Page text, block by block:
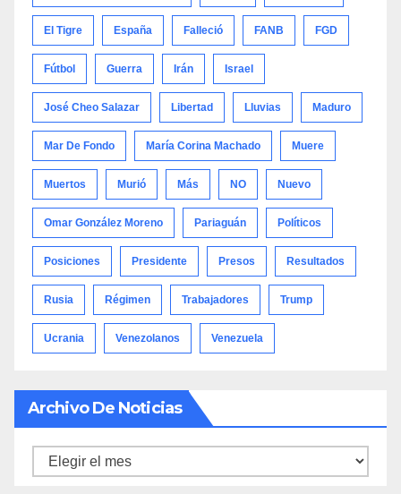
El Tigre España Falleció FANB FGD
Fútbol Guerra Irán Israel
José Cheo Salazar Libertad Lluvias Maduro
Mar De Fondo María Corina Machado Muere
Muertos Murió Más NO Nuevo
Omar González Moreno Pariaguán Políticos
Posiciones Presidente Presos Resultados
Rusia Régimen Trabajadores Trump
Ucrania Venezolanos Venezuela
Archivo De Noticias
Archivo